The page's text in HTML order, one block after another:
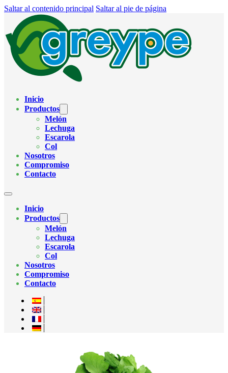
Saltar al contenido principal Saltar al pie de página
Inicio
Productos
Melón
Lechuga
Escarola
Col
Nosotros
Compromiso
Contacto
Inicio
Productos
Melón
Lechuga
Escarola
Col
Nosotros
Compromiso
Contacto